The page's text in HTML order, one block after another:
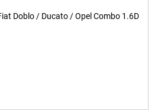
Doblo / Ducato / Opel Combo 1.6D